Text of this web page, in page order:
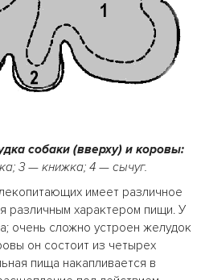
собаки (вверху) и коровы:
3 — книжка; 4 — сычуг.
имеет различное
различным характером пищи. У
очень сложно устроен желудок
он состоит из четырех
пища накапливается в